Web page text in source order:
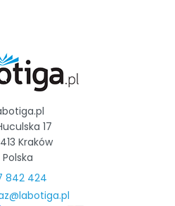
17
Kraków
Polska
842 424